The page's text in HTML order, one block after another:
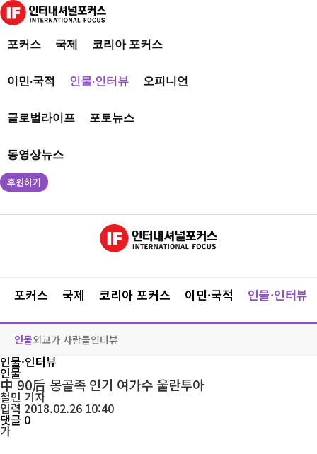
포커스 국제 코리아 포커스
이민·국적 인물·인터뷰 오피니언
글로벌라이프 포토뉴스
동영상뉴스
후원하기
포커스 국제 코리아 포커스 이민·국적 인물·인터뷰
인물외교가 사람들인터뷰
인물·인터뷰
인물
中 90后 몽골족 인기 여가수 울란투아
철민 기자
입력 2018.02.26 10:40
댓글 0
가